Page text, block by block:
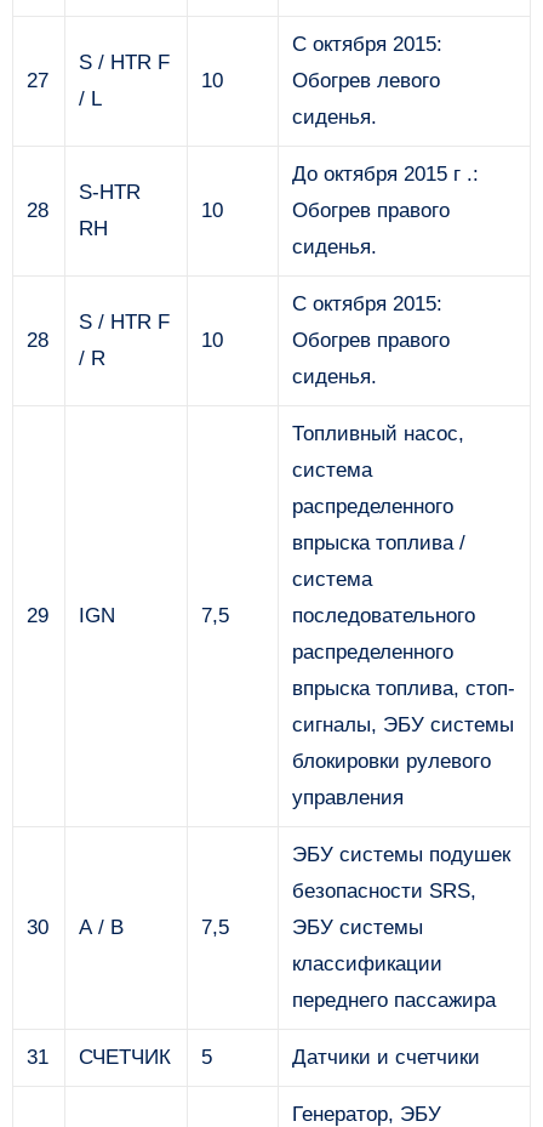
27
S / HTR F
/ L
10
С октября 2015:
Обогрев левого
сиденья.
28
S-HTR
RH
10
До октября 2015 г .:
Обогрев правого
сиденья.
28
S / HTR F
/ R
10
С октября 2015:
Обогрев правого
сиденья.
29 IGN 7,5
Топливный насос,
система
распределенного
впрыска топлива /
система
последовательного
распределенного
впрыска топлива, стоп-
сигналы, ЭБУ системы
блокировки рулевого
управления
30 А / В 7,5
ЭБУ системы подушек
безопасности SRS,
ЭБУ системы
классификации
переднего пассажира
31 СЧЕТЧИК 5 Датчики и счетчики
Генератор, ЭБУ